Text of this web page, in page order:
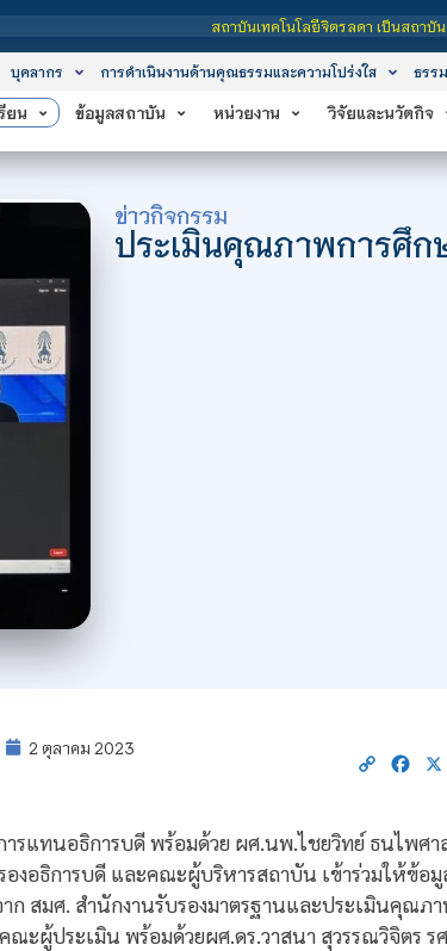
สถาบันเทคโนโลยีจิตรลดา เป็นสถาบันอุดมศึกษาในกำกั
บุคลากร การดำเนินงานด้านคุณธรรมและความโปร่งใส ธรร
ยน ข้อมูลสถาบัน หน่วยงาน วิจัยและนวัตกิจ
ข่าวกิจกรรม
ประเมินคุณภาพการศึก
2 ตุลาคม 2023
Copy
แทนอธิการบดี พร้อมด้วย ผศ.นพ.ไชยวิทย์ ธนไพศ
อธิการบดี และคณะผู้บริหารสถาบัน เข้าร่วมให้ข้อ
สมศ. สำนักงานรับรองมาตรฐานและประเมินคุณภ
ะผู้ประเมิน พร้อมด้วยผศ.ดร.วาสนา สุวรรณวิจิตร